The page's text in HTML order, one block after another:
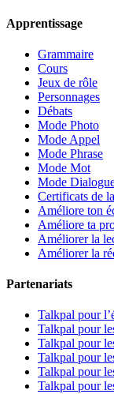
Apprentissage
Grammaire
Cours
Jeux de rôle
Personnages
Débats
Mode Photo
Mode Appel
Mode Phrase
Mode Mot
Mode
Certificats de
Améliore ton
Améliore ta
Améliorer la
Améliorer la
Partenariats
Talkpal pour
Talkpal pour
Talkpal pour
Talkpal pour
Talkpal pour
Talkpal pour